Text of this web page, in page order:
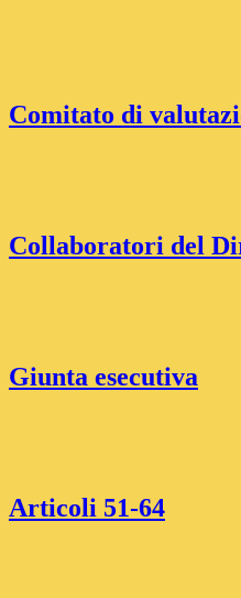
Comitato di
Collaboratori del
Giunta esecutiva
Articoli 51-64